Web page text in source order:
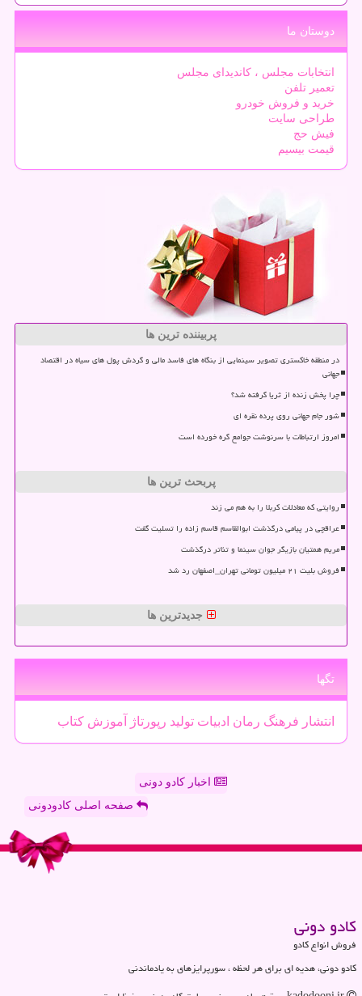
دوستان ما
انتخابات مجلس ، کاندیدای مجلس
تعمیر تلفن
خرید و فروش خودرو
طراحی سایت
فیش حج
قیمت بیسیم
پربیننده ترین ها
در منطقه خاکستری تصویر سینمایی از بنگاه های فاسد مالی و گردش پول های سیاه در اقتصاد
جهانی
چرا پخش زنده از ثریا گرفته شد؟
شور جام جهانی روی پرده نقره ای
امروز ارتباطات با سرنوشت جوامع گره خورده است
پربحث ترین ها
روایتی که معادلات کربلا را به هم می زند
عراقچی در پیامی درگذشت ابوالقاسم قاسم زاده را تسلیت گفت
مریم همتیان بازیگر جوان سینما و تئاتر درگذشت
فروش بلیت ۲۱ میلیون تومانی تهران_اصفهان رد شد
جدیدترین ها
تگها
انتشار فرهنگ رمان ادبیات تولید رپورتاژ آموزش كتاب
اخبار کادو دونی
صفحه اصلی کادودونی
كادو دونی
فروش انواع کادو
کادو دونی، هدیه ای برای هر لحظه ، سورپرایزهای به یادماندنی